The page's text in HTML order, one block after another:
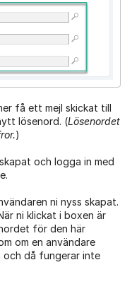
få ett mejl skickat till
lösenord. (Lösenordet
)
och logga in med
ni nyss skapat.
ni klickat i boxen är
för den här
om en användare
och då fungerar inte